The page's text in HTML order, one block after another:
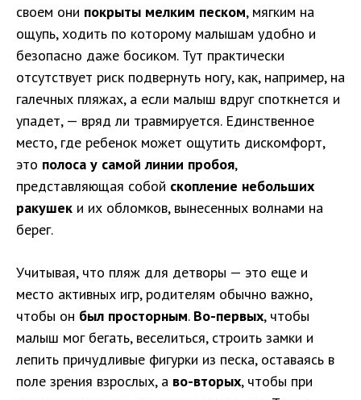
своем они покрыты мелким песком, мягким на
ощупь, ходить по которому малышам удобно и
безопасно даже босиком. Тут практически
отсутствует риск подвернуть ногу, как, например, на
галечных пляжах, а если малыш вдруг споткнется и
упадет, — вряд ли травмируется. Единственное
место, где ребенок может ощутить дискомфорт,
это полоса у самой линии пробоя,
представляющая собой скопление небольших
ракушек и их обломков, вынесенных волнами на
берег.
Учитывая, что пляж для детворы — это еще и
место активных игр, родителям обычно важно,
чтобы он был просторным. Во-первых, чтобы
малыш мог бегать, веселиться, строить замки и
лепить причудливые фигурки из песка, оставаясь в
поле зрения взрослых, а во-вторых, чтобы при